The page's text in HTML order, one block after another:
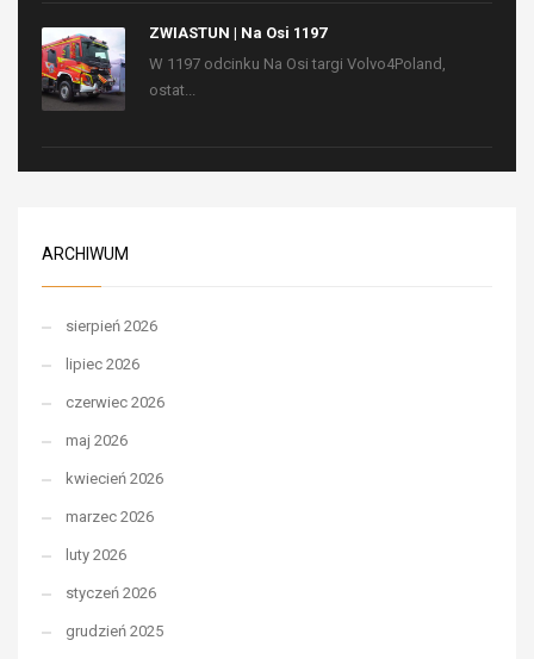
ZWIASTUN | Na Osi 1197
W 1197 odcinku Na Osi targi Volvo4Poland,
ostat...
ARCHIWUM
sierpień 2026
lipiec 2026
czerwiec 2026
maj 2026
kwiecień 2026
marzec 2026
luty 2026
styczeń 2026
grudzień 2025